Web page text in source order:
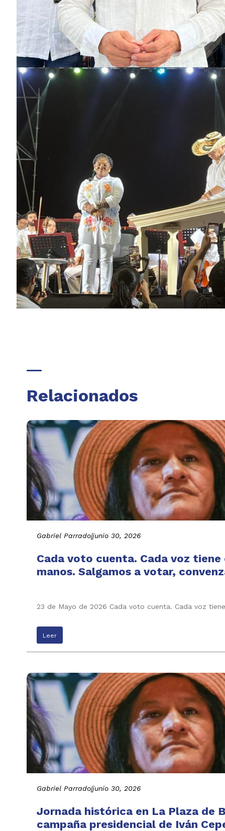
Relacionados
Gabriel Parrado|junio 30, 2026
Cada voto cuenta. Cada voz
manos. Salgamos a votar,
23 de Mayo de 2026 Cada voto cuenta. Cada voz
Leer
Gabriel Parrado|junio 30, 2026
Jornada histórica en La Plaza de
campaña presidencial de Iván